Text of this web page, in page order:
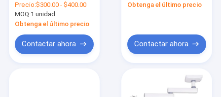
cuidados en casa
100v
Precio:$300.00 - $400.00
MOQ:1 unidad
Obtenga el último precio
Contactar ahora
horas de batería de
Obtenga el último precio
Contactar ahora